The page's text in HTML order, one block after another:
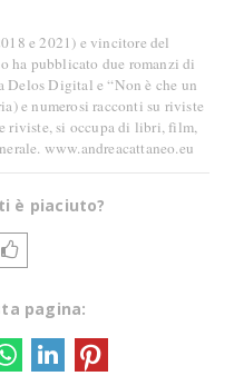
e 2021) e vincitore del
ha pubblicato due romanzi di
Delos Digital e “Non è che un
e numerosi racconti su riviste
riviste, si occupa di libri, film,
www.andreacattaneo.eu
è piaciuto?
pagina: